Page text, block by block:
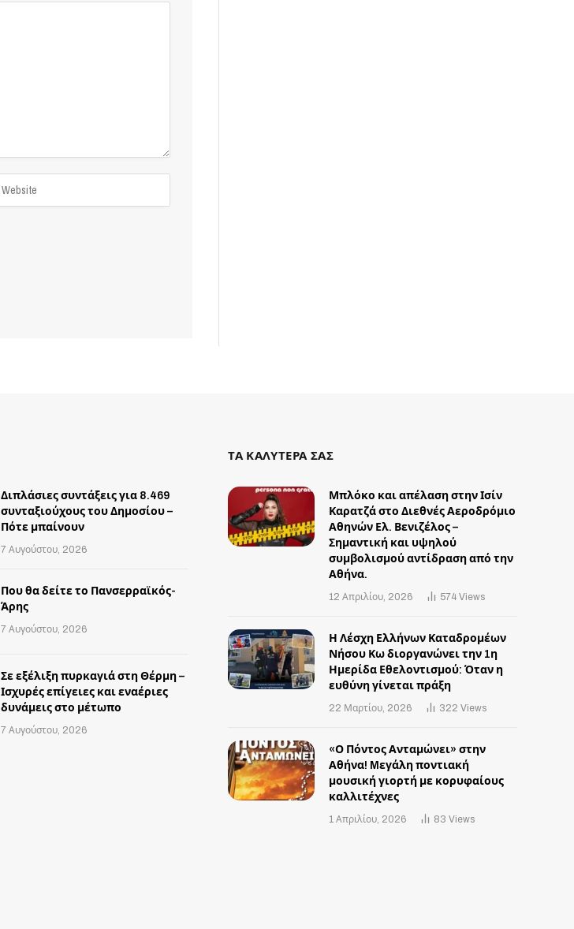
Διπλάσιες συντάξεις για 8.469
συνταξιούχους του Δημοσίου –
Πότε μπαίνουν
7 Αυγούστου, 2026
Που θα δείτε το Πανσερραϊκός-
Άρης
7 Αυγούστου, 2026
Σε εξέλιξη πυρκαγιά στη Θέρμη –
Ισχυρές επίγειες και εναέριες
δυνάμεις στο μέτωπο
7 Αυγούστου, 2026
ΤΑ ΚΑΛΥΤΕΡΑ ΣΑΣ
Μπλόκο και απέλαση στην Ισίν
Καρατζά στο Διεθνές Αεροδρόμιο
Αθηνών Ελ. Βενιζέλος –
Σημαντική και υψηλού
συμβολισμού αντίδραση από την
Αθήνα.
12 Απριλίου, 2026 574Views
Η Λέσχη Ελλήνων Καταδρομέων
Νήσου Κω διοργανώνει την 1η
Ημερίδα Εθελοντισμού: Όταν η
ευθύνη γίνεται πράξη
22 Μαρτίου, 2026 322Views
«Ο Πόντος Ανταμώνει» στην
Αθήνα! Mεγάλη ποντιακή
μουσική γιορτή με κορυφαίους
καλλιτέχνες
1 Απριλίου, 2026 83Views